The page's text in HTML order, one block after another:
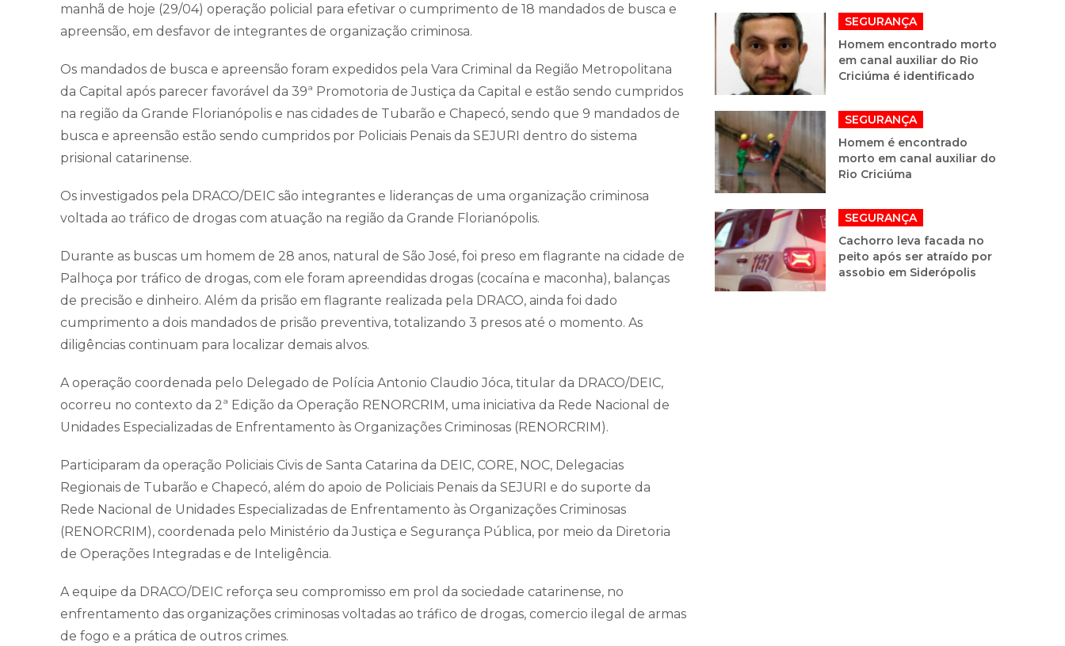
manhã de hoje (29/04) operação policial para efetivar o cumprimento de 18 mandados de busca e
apreensão, em desfavor de integrantes de organização criminosa.
Os mandados de busca e apreensão foram expedidos pela Vara Criminal da Região Metropolitana
da Capital após parecer favorável da 39ª Promotoria de Justiça da Capital e estão sendo cumpridos
na região da Grande Florianópolis e nas cidades de Tubarão e Chapecó, sendo que 9 mandados de
busca e apreensão estão sendo cumpridos por Policiais Penais da SEJURI dentro do sistema
prisional catarinense.
Os investigados pela DRACO/DEIC são integrantes e lideranças de uma organização criminosa
voltada ao tráfico de drogas com atuação na região da Grande Florianópolis.
Durante as buscas um homem de 28 anos, natural de São José, foi preso em flagrante na cidade de
Palhoça por tráfico de drogas, com ele foram apreendidas drogas (cocaína e maconha), balanças
de precisão e dinheiro. Além da prisão em flagrante realizada pela DRACO, ainda foi dado
cumprimento a dois mandados de prisão preventiva, totalizando 3 presos até o momento. As
diligências continuam para localizar demais alvos.
A operação coordenada pelo Delegado de Polícia Antonio Claudio Jóca, titular da DRACO/DEIC,
ocorreu no contexto da 2ª Edição da Operação RENORCRIM, uma iniciativa da Rede Nacional de
Unidades Especializadas de Enfrentamento às Organizações Criminosas (RENORCRIM).
Participaram da operação Policiais Civis de Santa Catarina da DEIC, CORE, NOC, Delegacias
Regionais de Tubarão e Chapecó, além do apoio de Policiais Penais da SEJURI e do suporte da
Rede Nacional de Unidades Especializadas de Enfrentamento às Organizações Criminosas
(RENORCRIM), coordenada pelo Ministério da Justiça e Segurança Pública, por meio da Diretoria
de Operações Integradas e de Inteligência.
A equipe da DRACO/DEIC reforça seu compromisso em prol da sociedade catarinense, no
enfrentamento das organizações criminosas voltadas ao tráfico de drogas, comercio ilegal de armas
de fogo e a prática de outros crimes.
SEGURANÇA
Homem encontrado morto
em canal auxiliar do Rio
Criciúma é identificado
SEGURANÇA
Homem é encontrado
morto em canal auxiliar do
Rio Criciúma
SEGURANÇA
Cachorro leva facada no
peito após ser atraído por
assobio em Siderópolis